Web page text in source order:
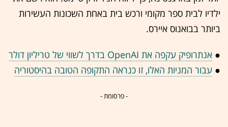
ילדיו לבית ספר מקומי ורכש בית באחת השכונות העשירות
ביותר בבואנוס איירס.
● אנתרופיק עקפה את OpenAI בדרך לשווי של טריליון דולר
● עבור המניות האלו, זו כנראה התקופה הטובה בהיסטוריה
- פרסומת -